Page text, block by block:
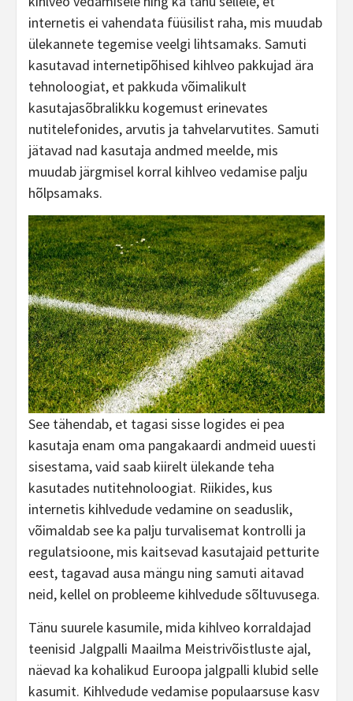
internetis ei vahendata füüsilist raha, mis muudab
ülekannete tegemise veelgi lihtsamaks. Samuti
kasutavad internetipõhised kihlveo pakkujad ära
tehnoloogiat, et pakkuda võimalikult
kasutajasõbralikku kogemust erinevates
nutitelefonides, arvutis ja tahvelarvutites. Samuti
jätavad nad kasutaja andmed meelde, mis
muudab järgmisel korral kihlveo vedamise palju
hõlpsamaks.
See tähendab, et tagasi sisse logides ei pea
kasutaja enam oma pangakaardi andmeid uuesti
sisestama, vaid saab kiirelt ülekande teha
kasutades nutitehnoloogiat. Riikides, kus
internetis kihlvedude vedamine on seaduslik,
võimaldab see ka palju turvalisemat kontrolli ja
regulatsioone, mis kaitsevad kasutajaid petturite
eest, tagavad ausa mängu ning samuti aitavad
neid, kellel on probleeme kihlvedude sõltuvusega.
Tänu suurele kasumile, mida kihlveo korraldajad
teenisid Jalgpalli Maailma Meistrivõistluste ajal,
näevad ka kohalikud Euroopa jalgpalli klubid selle
kasumit. Kihlvedude vedamise populaarsuse kasv